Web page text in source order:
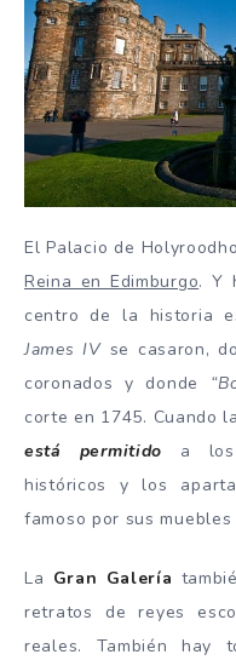
El Palacio de
Reina en Edimburgo. Y
centro de la historia
James IVse casaron,
coronados y donde
corte en 1745. Cuando
está permitido a los
históricos y los
famoso por sus
La Gran Galería
retratos de reyes
reales. También hay